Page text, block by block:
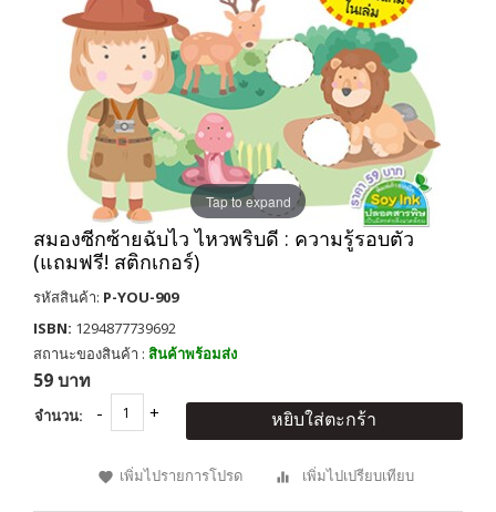
Tap to expand
สมองซีกซ้ายฉับไว ไหวพริบดี : ความรู้รอบตัว
(แถมฟรี! สติกเกอร์)
รหัสสินค้า: P-YOU-909
ISBN: 1294877739692
สถานะของสินค้า : สินค้าพร้อมส่ง
59 บาท
จำนวน: หยิบใส่ตะกร้า
เพิ่มไปรายการโปรด เพิ่มไปเปรียบเทียบ